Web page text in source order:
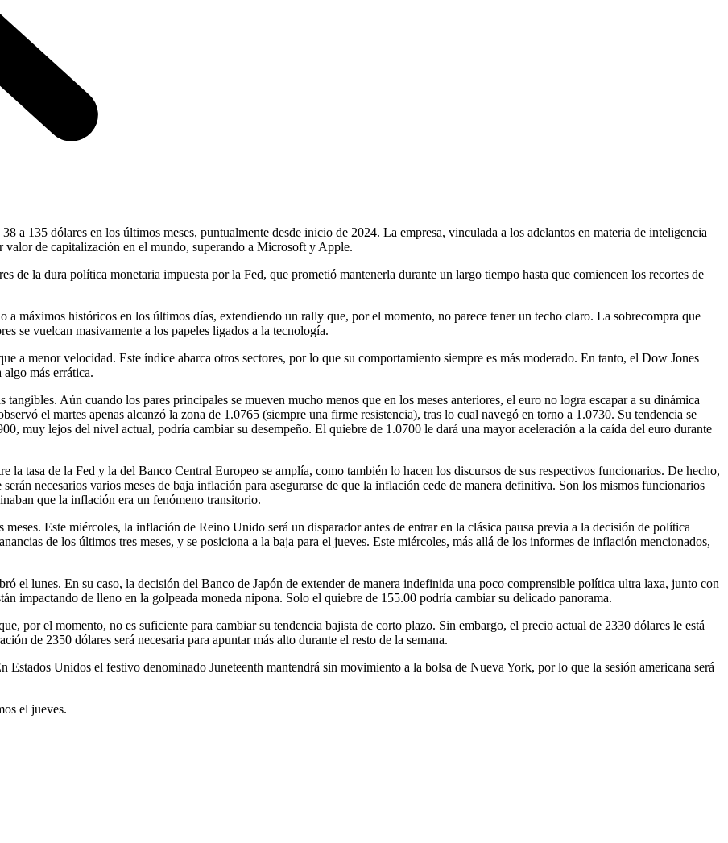
a 135 dólares en los últimos meses, puntualmente desde inicio de 2024. La empresa, vinculada a los adelantos en materia de inteligencia
de capitalización en el mundo, superando a Microsoft y Apple.
de la dura política monetaria impuesta por la Fed, que prometió mantenerla durante un largo tiempo hasta que comiencen los recortes de
máximos históricos en los últimos días, extendiendo un rally que, por el momento, no parece tener un techo claro. La sobrecompra que
se vuelcan masivamente a los papeles ligados a la tecnología.
a menor velocidad. Este índice abarca otros sectores, por lo que su comportamiento siempre es más moderado. En tanto, el Dow Jones
más errática.
Aún cuando los pares principales se mueven mucho menos que en los meses anteriores, el euro no logra escapar a su dinámica
el martes apenas alcanzó la zona de 1.0765 (siempre una firme resistencia), tras lo cual navegó en torno a 1.0730. Su tendencia se
muy lejos del nivel actual, podría cambiar su desempeño. El quiebre de 1.0700 le dará una mayor aceleración a la caída del euro durante
la tasa de la Fed y la del Banco Central Europeo se amplía, como también lo hacen los discursos de sus respectivos funcionarios. De hecho,
necesarios varios meses de baja inflación para asegurarse de que la inflación cede de manera definitiva. Son los mismos funcionarios
que la inflación era un fenómeno transitorio.
Este miércoles, la inflación de Reino Unido será un disparador antes de entrar en la clásica pausa previa a la decisión de política
de los últimos tres meses, y se posiciona a la baja para el jueves. Este miércoles, más allá de los informes de inflación mencionados,
el lunes. En su caso, la decisión del Banco de Japón de extender de manera indefinida una poco comprensible política ultra laxa, junto con
impactando de lleno en la golpeada moneda nipona. Solo el quiebre de 155.00 podría cambiar su delicado panorama.
por el momento, no es suficiente para cambiar su tendencia bajista de corto plazo. Sin embargo, el precio actual de 2330 dólares le está
de 2350 dólares será necesaria para apuntar más alto durante el resto de la semana.
Estados Unidos el festivo denominado Juneteenth mantendrá sin movimiento a la bolsa de Nueva York, por lo que la sesión americana será
el jueves.